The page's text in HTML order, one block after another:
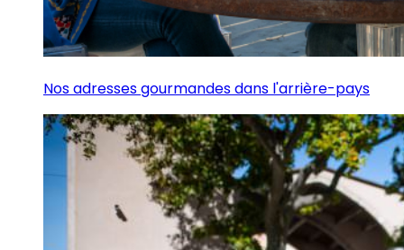
Nos adresses gourmandes dans l'arrière-pays